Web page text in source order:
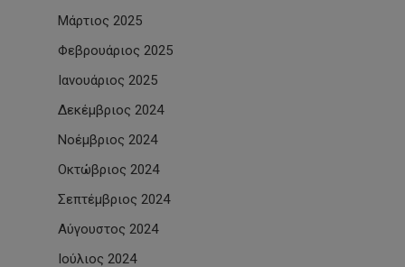
Μάρτιος 2025
Φεβρουάριος 2025
Ιανουάριος 2025
Δεκέμβριος 2024
Νοέμβριος 2024
Οκτώβριος 2024
Σεπτέμβριος 2024
Αύγουστος 2024
Ιούλιος 2024